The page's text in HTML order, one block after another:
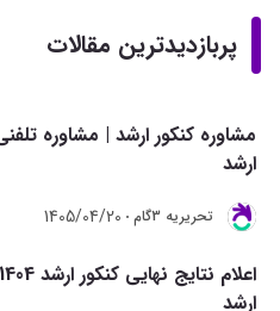
پربازدیدترین مقالات
مشاوره کنکور ارشد | مشاوره
ارشد
تحريريه 3گام 1405/04/20
ارشد